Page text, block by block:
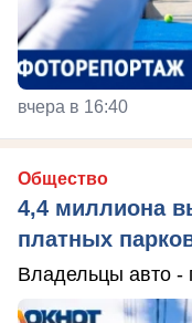
вчера в 16:40
Общество
4,4 миллиона
платных
Владельцы авто -